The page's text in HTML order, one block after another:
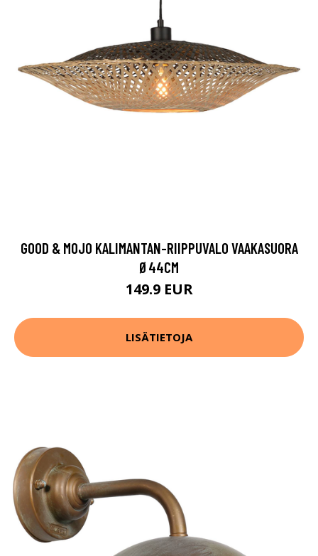
GOOD & MOJO KALIMANTAN-RIIPPUVALO VAAKASUORA
Ø44CM
149.9 EUR
LISÄTIETOJA